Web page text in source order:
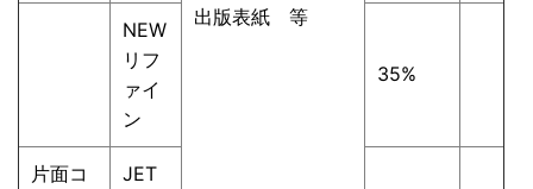
出版表紙 等
NEW
リフ
ァイ
ン
35%
片面コ
JET